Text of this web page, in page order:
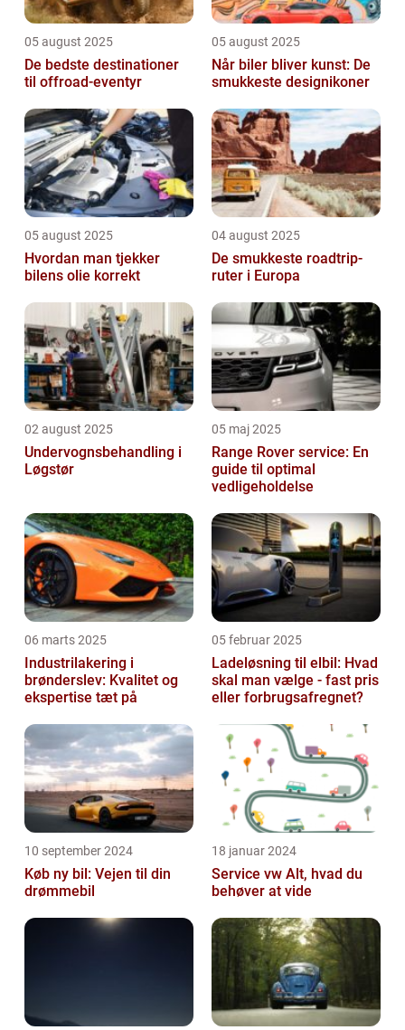
05 august 2025
De bedste destinationer
til offroad-eventyr
05 august 2025
Når biler bliver kunst: De
smukkeste designikoner
05 august 2025
Hvordan man tjekker
bilens olie korrekt
04 august 2025
De smukkeste roadtrip-
ruter i Europa
02 august 2025
Undervognsbehandling i
Løgstør
05 maj 2025
Range Rover service: En
guide til optimal
vedligeholdelse
06 marts 2025
Industrilakering i
brønderslev: Kvalitet og
ekspertise tæt på
05 februar 2025
Ladeløsning til elbil: Hvad
skal man vælge - fast pris
eller forbrugsafregnet?
10 september 2024
Køb ny bil: Vejen til din
drømmebil
18 januar 2024
Service vw Alt, hvad du
behøver at vide